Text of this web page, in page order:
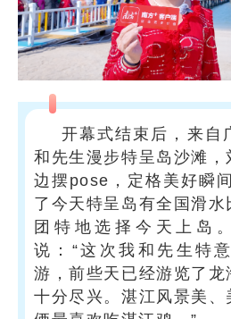
开幕式结束后，来自
和先生漫步特呈岛沙滩
边摆pose，定格美好瞬
了今天特呈岛有全国滑水
团特地选择今天上岛
说：“这次我和先生特
游，前些天已经游览了
十分尽兴。湛江风景美